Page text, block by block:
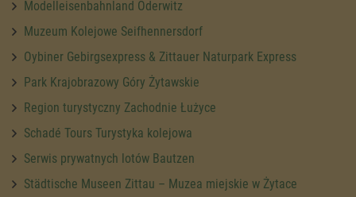
Modelleisenbahnland Oderwitz
Muzeum Kolejowe Seifhennersdorf
Oybiner Gebirgsexpress & Zittauer Naturpark Express
Park Krajobrazowy Góry Żytawskie
Region turystyczny Zachodnie Łużyce
Schadé Tours Turystyka kolejowa
Serwis prywatnych lotów Bautzen
Städtische Museen Zittau – Muzea miejskie w Żytace